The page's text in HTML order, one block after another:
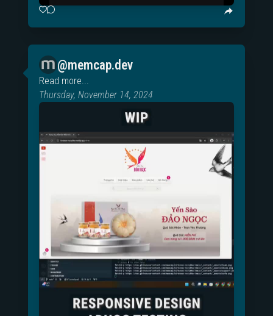
@memcap.dev
Read more...
Thursday, November 14, 2024